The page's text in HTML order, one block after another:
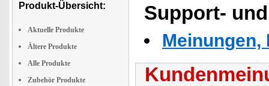
Produkt-Übersicht:
Aktuelle Produkte
Ältere Produkte
Alle Produkte
Zubehör Produkte
Support-